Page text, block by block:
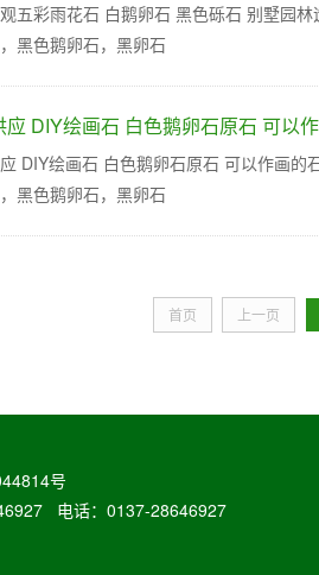
五彩雨花石 白鹅卵石 黑色砾石 别墅园
黑色鹅卵石，黑卵石
应 DIY绘画石 白色鹅卵石原石 可以
DIY绘画石 白色鹅卵石原石 可以作画
黑色鹅卵石，黑卵石
首页 上一页
号
电话：0137-28646927